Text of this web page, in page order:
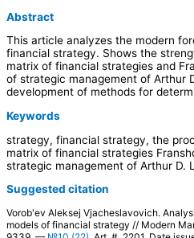
Abstract
This article analyzes the modern
financial strategy. Shows the
matrix of financial strategies and
of strategic management of Arthur
development of methods for
Keywords
strategy, financial strategy, the
matrix of financial strategies
strategic management of Arthur D.
Suggested citation
Vorob'ev Aleksej Vjacheslavovich.
models of financial strategy // Modern